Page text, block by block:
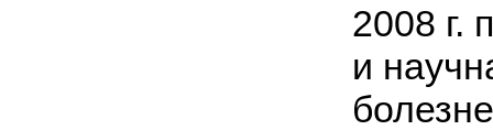
2008 г.
и